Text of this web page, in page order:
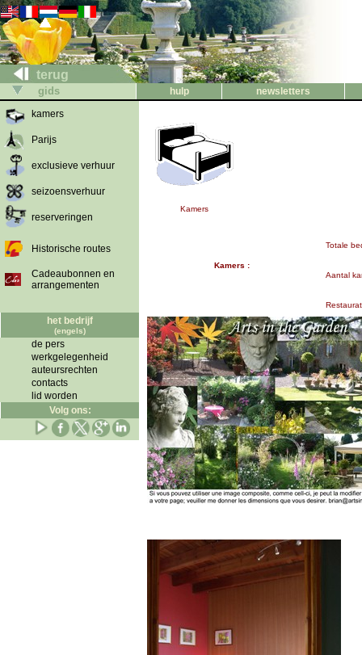
terug
gids hulp
newsletters
kamers
Parijs
exclusieve verhuur
seizoensverhuur
reserveringen
Historische routes
Cadeaubonnen en
arrangementen
het bedrijf
(engels)
de pers
werkgelegenheid
auteursrechten
contacts
lid worden
Volg ons:
Kamers
Kamers :
Totale
Aantal